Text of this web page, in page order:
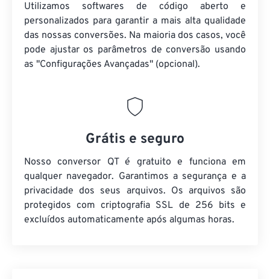
Utilizamos softwares de código aberto e
personalizados para garantir a mais alta qualidade
das nossas conversões. Na maioria dos casos, você
pode ajustar os parâmetros de conversão usando
as "Configurações Avançadas" (opcional).
Grátis e seguro
Nosso conversor QT é gratuito e funciona em
qualquer navegador. Garantimos a segurança e a
privacidade dos seus arquivos. Os arquivos são
protegidos com criptografia SSL de 256 bits e
excluídos automaticamente após algumas horas.